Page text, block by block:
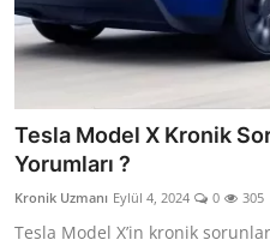
Tesla Model X Kronik
Yorumları ?
Kronik Uzmanı Eylül 4, 2024 0 305
Tesla Model X’in kronik